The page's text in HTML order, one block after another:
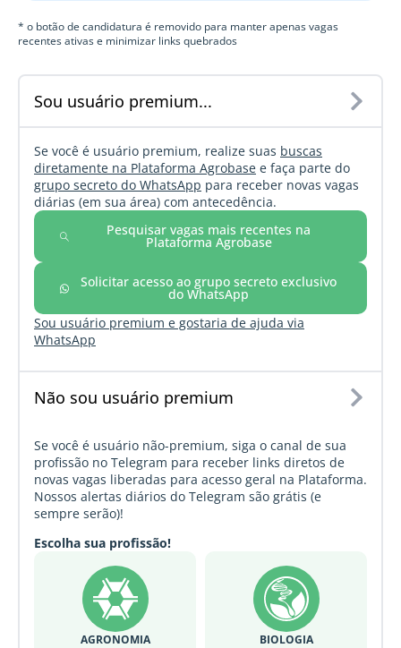
* o botão de candidatura é removido para manter apenas vagas
recentes ativas e minimizar links quebrados
Sou usuário premium...
Se você é usuário premium, realize suas buscas
diretamente na Plataforma Agrobase e faça parte do
grupo secreto do WhatsApp para receber novas vagas
diárias (em sua área) com antecedência.
Pesquisar vagas mais recentes na
Plataforma Agrobase
Solicitar acesso ao grupo secreto exclusivo
do WhatsApp
Sou usuário premium e gostaria de ajuda via
WhatsApp
Não sou usuário premium
Se você é usuário não-premium, siga o canal de sua
profissão no Telegram para receber links diretos de
novas vagas liberadas para acesso geral na Plataforma.
Nossos alertas diários do Telegram são grátis (e
sempre serão)!
Escolha sua profissão!
AGRONOMIA BIOLOGIA